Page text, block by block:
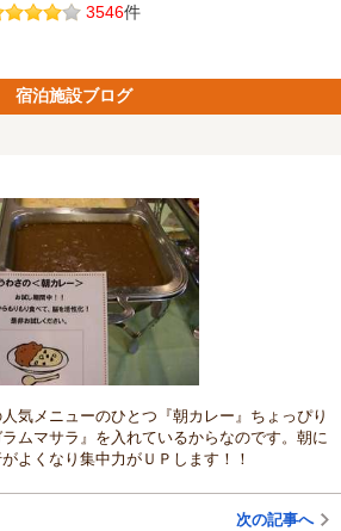
3546件
宿泊施設ブログ
気メニューのひとつ『朝カレー』ちょっぴり
ムマサラ』を入れているからなのです。朝に
よくなり集中力がＵＰします！！
次の記事へ